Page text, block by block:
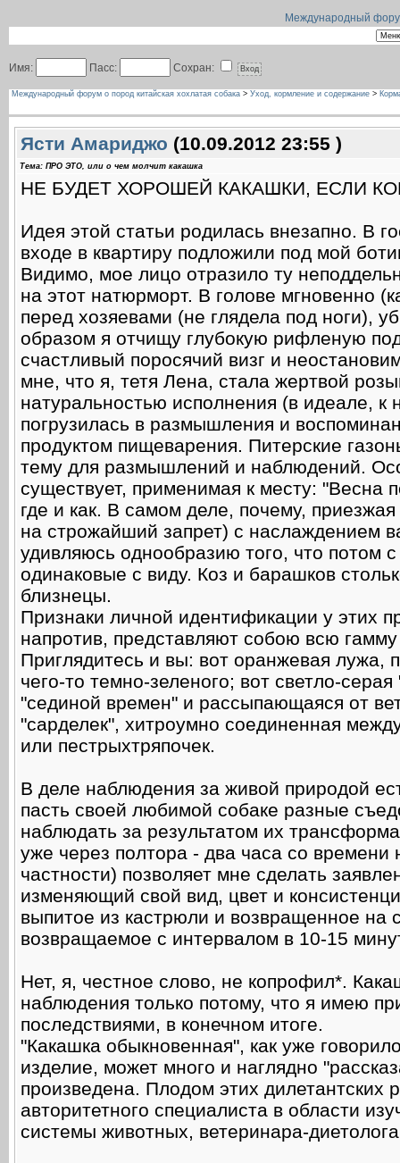
Международный
Имя: Пасс: Сохран:
Международный форум о пород китайская хохлатая собака > Уход, кормление и содержание >
Ясти Амариджо (10.09.2012 23:55 )
Тема: ПРО ЭТО, или о чем молчит какашка
НЕ БУДЕТ ХОРОШЕЙ КАКАШКИ, ЕСЛИ
Идея этой статьи родилась внезапно. В
входе в квартиру подложили под мой
Видимо, мое лицо отразило ту
на этот натюрморт. В голове мгновенно
перед хозяевами (не глядела под ноги),
образом я отчищу глубокую рифленую
счастливый поросячий визг и
мне, что я, тетя Лена, стала жертвой
натуральностью исполнения (в идеале, к
погрузилась в размышления и
продуктом пищеварения. Питерские
тему для размышлений и наблюдений.
существует, применимая к месту: "Весна
где и как. В самом деле, почему,
на строжайший запрет) с наслаждением
удивляюсь однообразию того, что
одинаковые с виду. Коз и барашков
близнецы.
Признаки личной идентификации у этих
напротив, представляют собою всю
Приглядитесь и вы: вот оранжевая лужа,
чего-то темно-зеленого; вот светло-
"сединой времен" и рассыпающаяся от
"сарделек", хитроумно соединенная
или пестрыхтряпочек.
В деле наблюдения за живой природой
пасть своей любимой собаке разные
наблюдать за результатом их
уже через полтора - два часа со
частности) позволяет мне сделать
изменяющий свой вид, цвет и
выпитое из кастрюли и возвращенное на
возвращаемое с интервалом в 10-15
Нет, я, честное слово, не копрофил*.
наблюдения только потому, что я имею
последствиями, в конечном итоге.
"Какашка обыкновенная", как уже
изделие, может много и наглядно
произведена. Плодом этих
авторитетного специалиста в области
системы животных, ветеринара-